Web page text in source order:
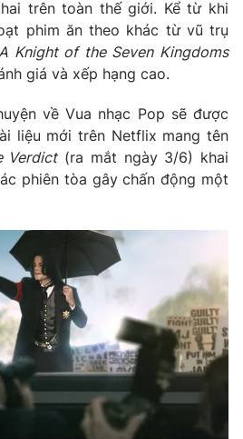
trên toàn thế giới. Kể từ khi
phim ăn theo khác từ vũ trụ
A Knight of the Seven Kingdoms
giá và xếp hạng cao.
về Vua nhạc Pop sẽ được
liệu mới trên Netflix mang tên
Verdict(ra mắt ngày 3/6) khai
phiên tòa gây chấn động một